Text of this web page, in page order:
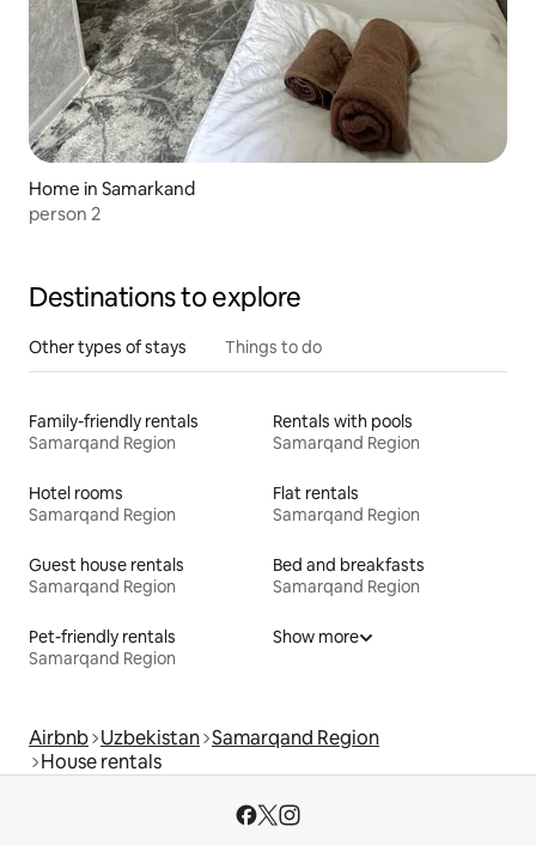
Home in Samarkand
person 2
Destinations to explore
Other types of stays Things to do
Family-friendly rentals
Samarqand Region
Rentals with pools
Samarqand Region
Hotel rooms
Samarqand Region
Flat rentals
Samarqand Region
Guest house rentals
Samarqand Region
Bed and breakfasts
Samarqand Region
Pet-friendly rentals
Samarqand Region
Show more
Airbnb Uzbekistan Samarqand Region
House rentals